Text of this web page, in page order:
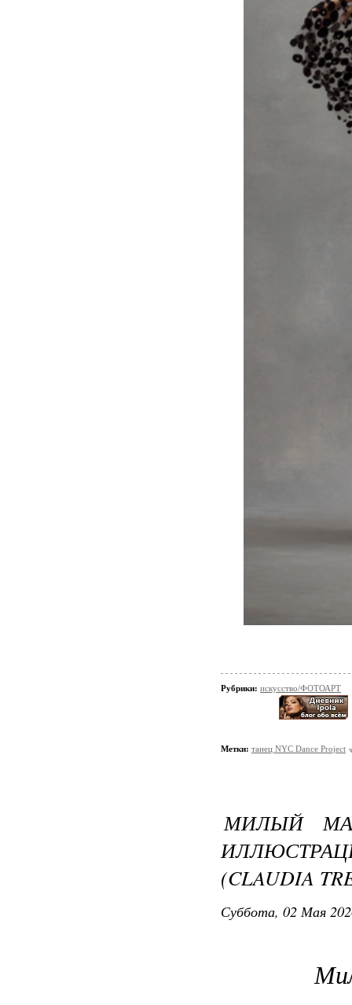
Рубрики: искусство/ФОТОАРТ
Метки: танец NYC Dance Project
МИЛЫЙ
(CLAUDIA
Суббота, 02 Мая